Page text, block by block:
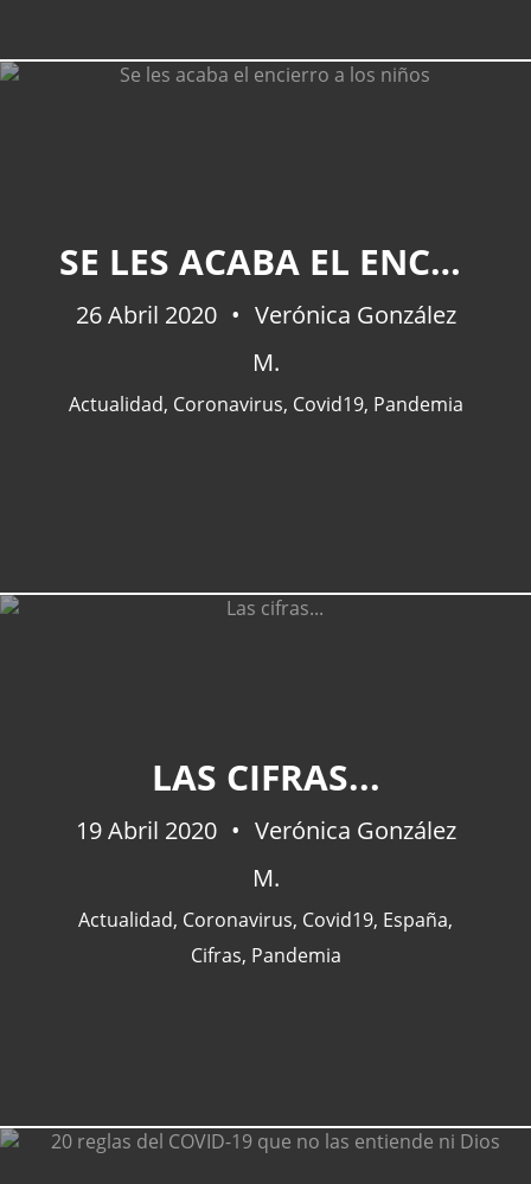
SE LES ACABA EL ENCIERRO A LOS NIÑOS
26 Abril 2020
Verónica González
M.
Actualidad, Coronavirus, Covid19, Pandemia
LAS CIFRAS...
19 Abril 2020
Verónica González
M.
Actualidad, Coronavirus, Covid19, España,
Cifras, Pandemia